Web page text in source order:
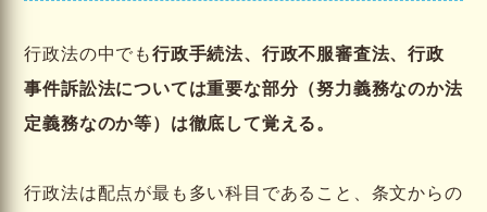
行政法の中でも行政手続法、行政不服審査法、行政
事件訴訟法については重要な部分（努力義務なのか法
定義務なのか等）は徹底して覚える。
行政法は配点が最も多い科目であること、条文からの